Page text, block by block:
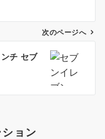
次のページへ
チ セブ
ョン